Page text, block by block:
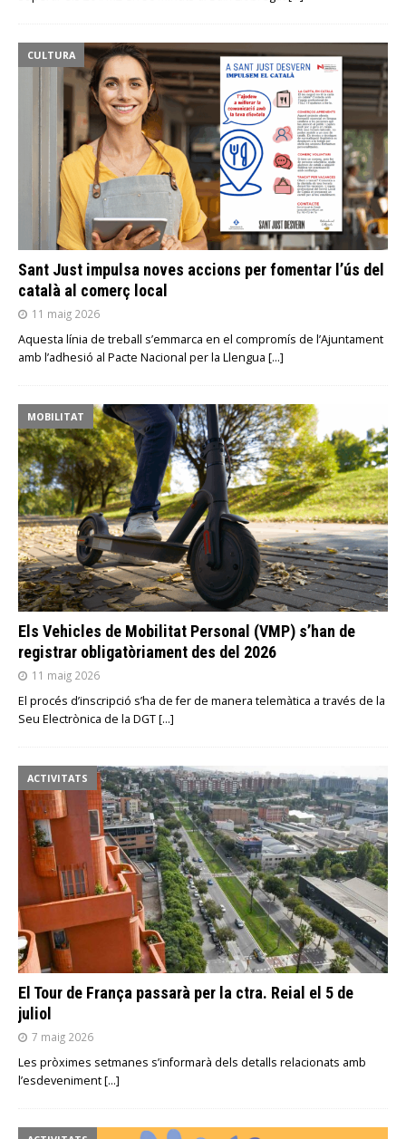
CULTURA
Sant Just impulsa noves accions per fomentar l’ús del
català al comerç local
11 maig 2026
Aquesta línia de treball s’emmarca en el compromís de l’Ajuntament
amb l’adhesió al Pacte Nacional per la Llengua […]
MOBILITAT
Els Vehicles de Mobilitat Personal (VMP) s’han de
registrar obligatòriament des del 2026
11 maig 2026
El procés d’inscripció s’ha de fer de manera telemàtica a través de la
Seu Electrònica de la DGT[…]
ACTIVITATS
El Tour de França passarà per la ctra. Reial el 5 de
juliol
7 maig 2026
Les pròximes setmanes s’informarà dels detalls relacionats amb
l’esdeveniment[…]